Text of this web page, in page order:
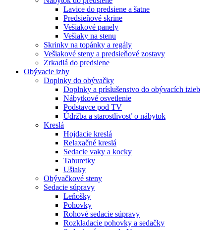
Lavice do predsiene a šatne
Predsieňové skrine
Vešiakové panely
Vešiaky na stenu
Skrinky na topánky a regály
Vešiakové steny a predsieňové zostavy
Zrkadlá do predsiene
Obývacie izby
Doplnky do obývačky
Doplnky a príslušenstvo do obývacích izieb
Nábytkové osvetlenie
Podstavce pod TV
Údržba a starostlivosť o nábytok
Kreslá
Hojdacie kreslá
Relaxačné kreslá
Sedacie vaky a kocky
Taburetky
Ušiaky
Obývačkové steny
Sedacie súpravy
Leňošky
Pohovky
Rohové sedacie súpravy
Rozkladacie pohovky a sedačky